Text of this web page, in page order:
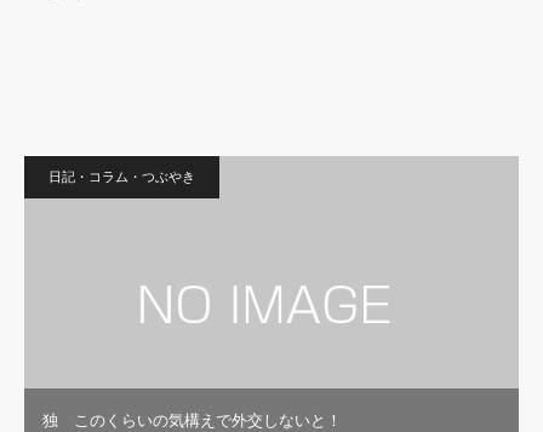
日記・コラム・つぶやき
独 このくらいの気構えで外交しないと！